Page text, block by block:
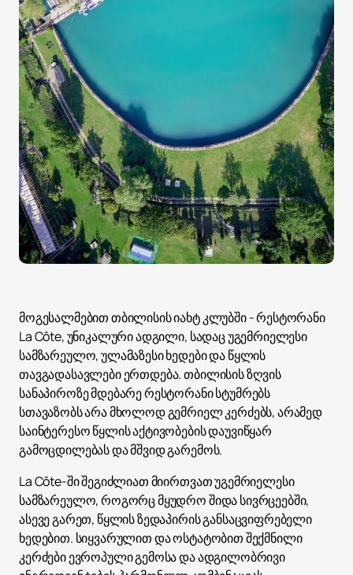
მოგესალმებით თბილისის იახტ კლუბში - რესტორანი
La Côte, უნიკალური ადგილი, სადაც უგემრიელესი
სამზარეულო, ულამაზესი ხედები და წყლის
თავგადასავლები ერთდება. თბილისის ზღვის
სანაპიროზე მდებარე რესტორანი სტუმრებს
სთავაზობს არა მხოლოდ გემრიელ კერძებს, არამედ
საინტერესო წყლის აქტივობების დაუვიწყარ
გამოცდილებას და მშვიდ გარემოს.
La Côte-ში შეგიძლიათ მიირთვათ უგემრიელესი
სამზარეულო, როგორც მყუდრო შიდა სივრცეებში,
ასევე გარეთ, წყლის ზედაპირის განსაცვიფრებელი
ხედებით. სიყვარულით და ოსტატობით შექმნილი
კერძები ევროპული გემოსა და ადგილობრივი